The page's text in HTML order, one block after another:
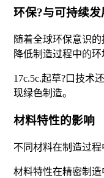
环保?与可持续发
随着全球环保意识
降低制造过程中的
17c.5c.起草?口技术
现绿色制造。
材料特性的影响
不同材料在制造过
材料特性在精密制